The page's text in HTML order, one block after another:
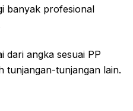
banyak profesional
dari angka sesuai PP
tunjangan-tunjangan lain.